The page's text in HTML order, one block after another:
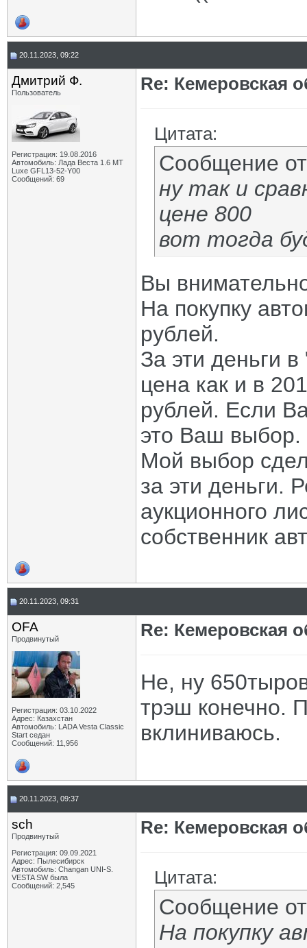
20.11.2023, 09:22
Дмитрий Ф.
Пользователь
Регистрация: 19.08.2016
Автомобиль: Лада Веста 1.6 MT
Luxe GFL13-52-Y00
Сообщений: 69
Re: Кемеровская
Цитата:
Сообщение
ну так и
цене 800
вот тогда
Вы
На покупку
рублей.
За эти деньги
цена как и в
рублей. Если
это Ваш выбор.
Мой выбор
за эти
аукционного
собственник
20.11.2023, 09:31
OFA
Продвинутый
Регистрация: 03.10.2022
Адрес: Казахстан
Автомобиль: LADA Vesta Classic
Start седан
Сообщений: 11,956
Re: Кемеровская
Не, ну
трэш конечно.
вклиниваюсь.
20.11.2023, 09:37
sch
Продвинутый
Регистрация: 09.09.2021
Адрес: Пылесибирск
Автомобиль: Changan UNI-S.
VESTA SW была
Сообщений: 2,545
Re: Кемеровская
Цитата:
Сообщение
На покупку